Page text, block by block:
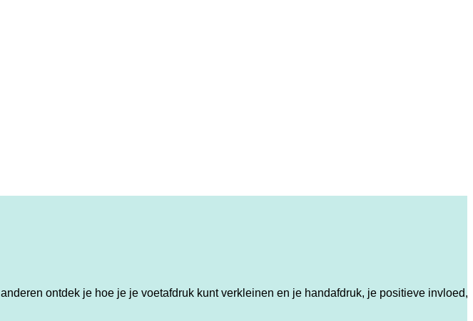
ontdek je hoe je je voetafdruk kunt verkleinen en je handafdruk, je positieve invloed,